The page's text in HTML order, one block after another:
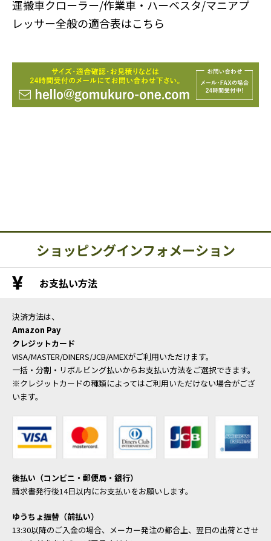
運搬車クローラー/作業車・ハーベスタ/マニアプ
レッサー全般の適合表はこちら
ショッピングインフォメーション
お支払い方法
決済方法は、
Amazon Pay
クレジットカード
VISA/MASTER/DINERS/JCB/AMEXがご利用いただけます。
一括・分割・リボルビング払いからお支払い方法をご選択できます。
※クレジットカードの種類によってはご利用いただけない場合がござ
います。
後払い（コンビニ・郵便局・銀行）
請求書発行後14日以内にお支払いをお願いします。
ゆうちょ振替（前払い）
13:30以降のご入金の場合、メーカー発注の都合上、翌日の出荷とさせ